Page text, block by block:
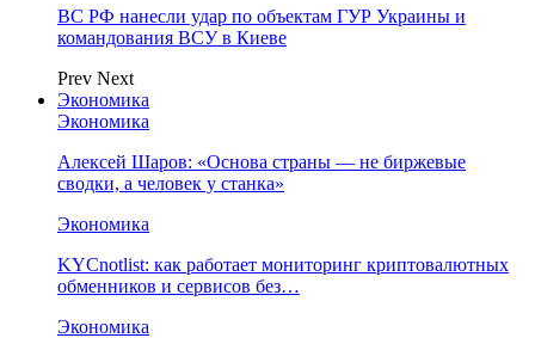
ВС РФ нанесли удар по объектам ГУР Украины и
командования ВСУ в Киеве
Prev Next
Экономика
Экономика
Алексей Шаров: «Основа страны — не биржевые
сводки, а человек у станка»
Экономика
KYCnotlist: как работает мониторинг криптовалютных
обменников и сервисов без…
Экономика